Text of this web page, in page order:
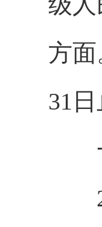
方面
31日
一